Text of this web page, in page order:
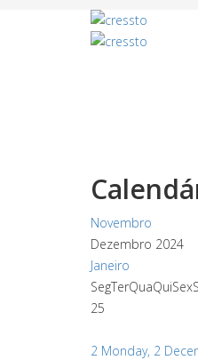
Novembro
Dezembro 2024
Janeiro
SegTerQuaQuiSex
25
2 Monday, 2